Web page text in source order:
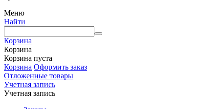
Меню
Найти
Корзина
Корзина
Корзина пуста
Корзина Оформить заказ
Отложенные товары
Учетная запись
Учетная запись